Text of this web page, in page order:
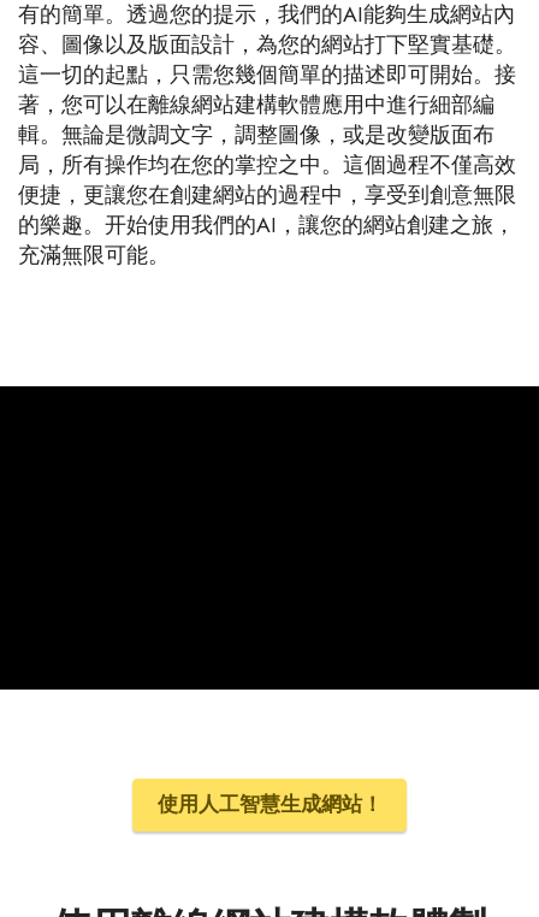
有的簡單。透過您的提示，我們的AI能夠生成網站內
容、圖像以及版面設計，為您的網站打下堅實基礎。
這一切的起點，只需您幾個簡單的描述即可開始。接
著，您可以在離線網站建構軟體應用中進行細部編
輯。無論是微調文字，調整圖像，或是改變版面布
局，所有操作均在您的掌控之中。這個過程不僅高效
便捷，更讓您在創建網站的過程中，享受到創意無限
的樂趣。开始使用我們的AI，讓您的網站創建之旅，
充滿無限可能。
使用人工智慧生成網站！